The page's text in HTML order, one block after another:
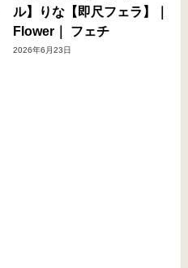
ル】りな【即尺フェラ】｜
Flower｜ フェチ
2026年6月23日